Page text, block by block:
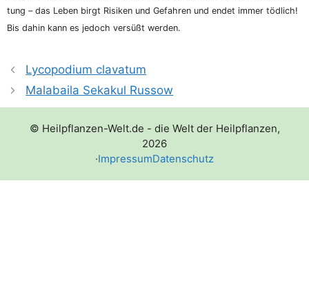
tung – das Leben birgt Risi­ken und Gefah­ren und endet immer töd­lich!
Bis dahin kann es jedoch ver­süßt werden.
Lycopodium clavatum
Malabaila Sekakul Russow
© Heilpflanzen-Welt.de - die Welt der Heilpflanzen,
2026
·ImpressumDatenschutz